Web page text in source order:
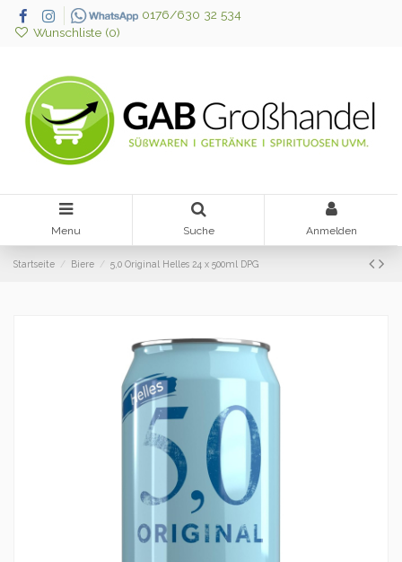
0176/630 32 534
Wunschliste (0)
Menu Suche Anmelden
Startseite Biere 5,0 Original Helles 24 x 500ml DPG